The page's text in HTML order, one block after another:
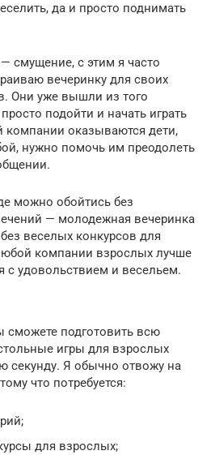
да и просто поднимать
смущение, с этим я часто
вечеринку для своих
Они уже вышли из того
подойти и начать играть
компании оказываются дети,
нужно помочь им преодолеть
можно обойтись без
— молодежная вечеринка
веселых конкурсов для
компании взрослых лучше
с удовольствием и весельем.
сможете подготовить всю
игры для взрослых
секунду. Я обычно отвожу на
что потребуется:
для взрослых;